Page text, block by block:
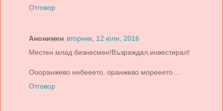
Отговор
Анонимен вторник, 12 юли, 2016
Местен млад бизнесмен!Възраждал,инвестирал!
Оооранжево небееето, оранжево морееето....
Отговор